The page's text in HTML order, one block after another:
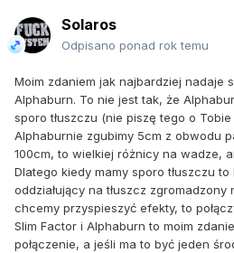
Solaros
Odpisano ponad rok temu
Moim zdaniem jak najbardziej nadaje
Alphaburn. To nie jest tak, że
sporo tłuszczu (nie piszę tego o
Alphaburnie zgubimy 5cm z obwodu
100cm, to wielkiej różnicy na wadze,
Dlatego kiedy mamy sporo tłuszczu
oddziałujący na tłuszcz zgromadzony
chcemy przyspieszyć efekty, to
Slim Factor i Alphaburn to moim
połączenie, a jeśli ma to być jeden